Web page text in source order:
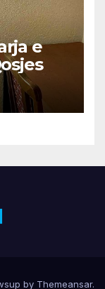
e
by Themeansar.